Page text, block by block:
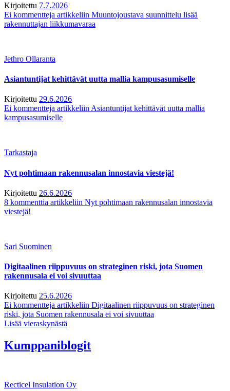
Kirjoitettu 7.7.2026
Ei kommentteja artikkeliin Muuntojoustava suunnittelu lisää
rakennuttajan liikkumavaraa
Jethro Ollaranta
Asiantuntijat kehittävät uutta mallia kampusasumiselle
Kirjoitettu 29.6.2026
Ei kommentteja artikkeliin Asiantuntijat kehittävät uutta mallia
kampusasumiselle
Tarkastaja
Nyt pohtimaan rakennusalan innostavia viestejä!
Kirjoitettu 26.6.2026
8 kommenttia artikkeliin Nyt pohtimaan rakennusalan innostavia
viestejä!
Sari Suominen
Digitaalinen riippuvuus on strateginen riski, jota Suomen
rakennusala ei voi sivuuttaa
Kirjoitettu 25.6.2026
Ei kommentteja artikkeliin Digitaalinen riippuvuus on strateginen
riski, jota Suomen rakennusala ei voi sivuuttaa
Lisää vieraskynästä
Kumppaniblogit
Recticel Insulation Oy